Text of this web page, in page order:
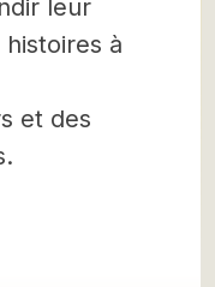
leur
à
et des